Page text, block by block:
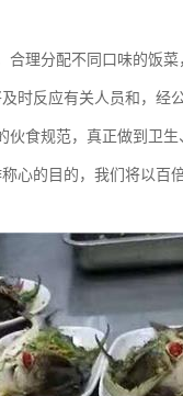
理分配不同口味的饭
时反应有关人员和，经
食规范，真正做到卫
心的目的，我们将以百